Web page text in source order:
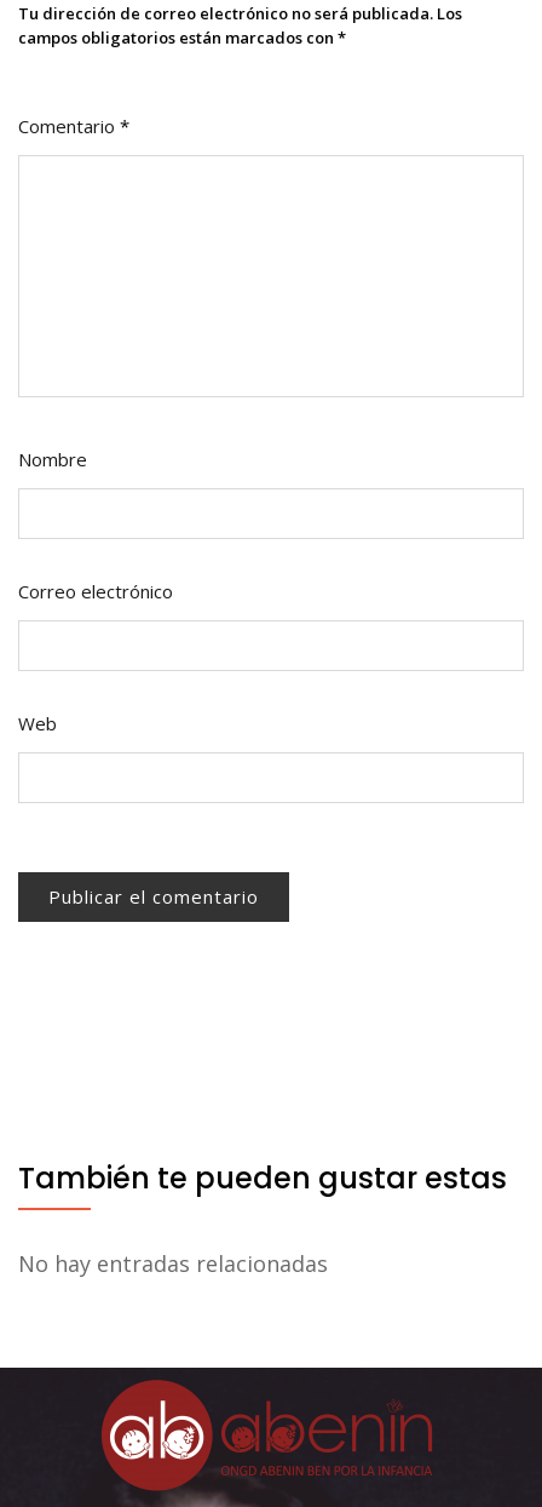
Tu dirección de correo electrónico no será publicada. Los
campos obligatorios están marcados con *
Comentario *
Nombre
Correo electrónico
Web
También te pueden gustar estas
No hay entradas relacionadas